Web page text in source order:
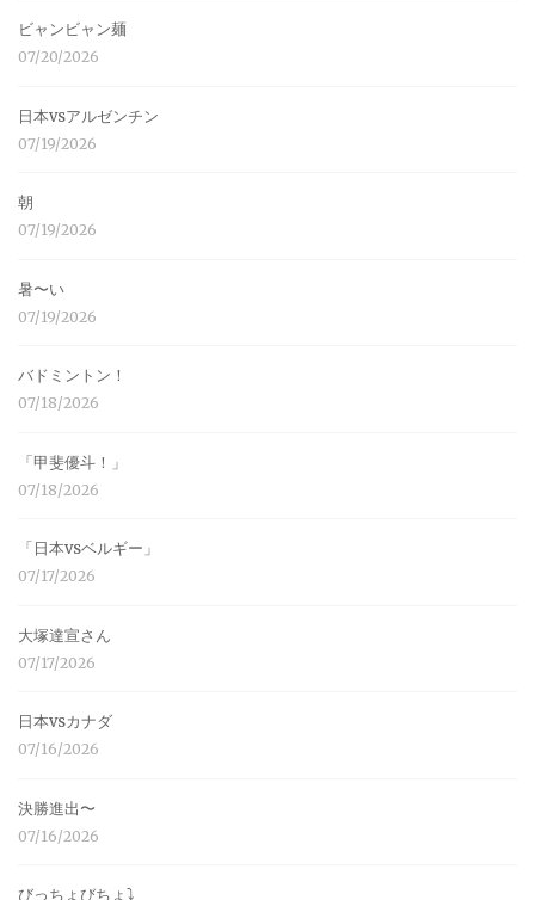
ビャンビャン麺
07/20/2026
日本vsアルゼンチン
07/19/2026
朝
07/19/2026
暑〜い
07/19/2026
バドミントン！
07/18/2026
「甲斐優斗！」
07/18/2026
「日本vsベルギー」
07/17/2026
大塚達宣さん
07/17/2026
日本vsカナダ
07/16/2026
決勝進出〜
07/16/2026
びっちょびちょ⤵︎